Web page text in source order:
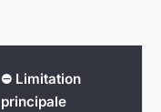
⛔ Limitation
principale